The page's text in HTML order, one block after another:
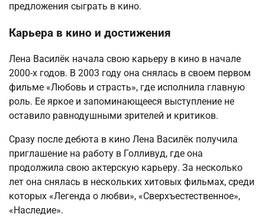
предложения сыграть в кино.
Карьера в кино и достижения
Лена Василёк начала свою карьеру в кино в начале
2000-х годов. В 2003 году она снялась в своем первом
фильме «Любовь и страсть», где исполнила главную
роль. Ее яркое и запоминающееся выступление не
оставило равнодушными зрителей и критиков.
Сразу после дебюта в кино Лена Василёк получила
приглашение на работу в Голливуд, где она
продолжила свою актерскую карьеру. За несколько
лет она снялась в нескольких хитовых фильмах, среди
которых «Легенда о любви», «Сверхъестественное»,
«Наследие».